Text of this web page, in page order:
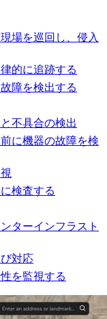
場を巡回し、侵入
的に追跡する
障を検出する
不具合の検出
に機器の故障を検
検査する
ターインフラスト
対応
を監視する